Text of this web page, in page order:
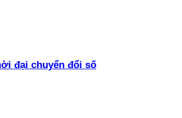
đại chuyển đổi số